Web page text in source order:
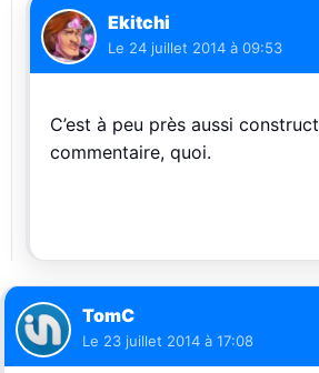
Ekitchi
Le 24 juillet 2014 à 09:53
C’est à peu près aussi
commentaire, quoi.
TomC
Le 23 juillet 2014 à 17:08